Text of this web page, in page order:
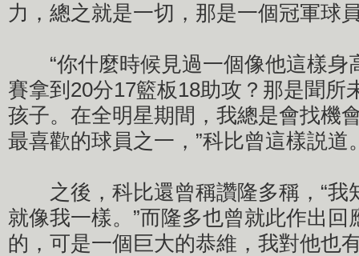
力，總之就是一切，那是一個冠軍球
“你什麼時候見過一個像他這樣身
賽拿到20分17籃板18助攻？那是聞所
孩子。在全明星期間，我總是會找機
最喜歡的球員之一，”科比曾這樣説道
之後，科比還曾稱讚隆多稱，“我
就像我一樣。”而隆多也曾就此作出回
的，可是一個巨大的恭維，我對他也